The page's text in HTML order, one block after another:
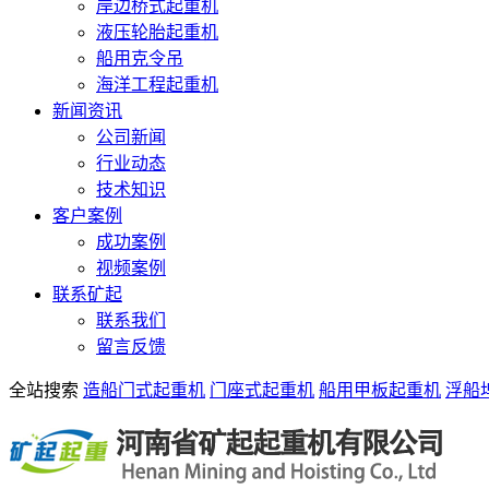
岸边桥式起重机
液压轮胎起重机
船用克令吊
海洋工程起重机
新闻资讯
公司新闻
行业动态
技术知识
客户案例
成功案例
视频案例
联系矿起
联系我们
留言反馈
全站搜索 造船门式起重机 门座式起重机 船用甲板起重机 浮船